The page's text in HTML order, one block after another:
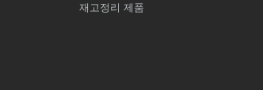
재고정리 제품